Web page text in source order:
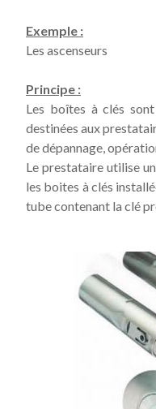
Exemple :
Les ascenseurs
Principe :
Les boîtes à clés
destinées aux
de dépannage,
Le prestataire utilise
les boites à clés
tube contenant la clé